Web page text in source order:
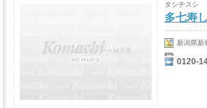
タシチスシ
多七寿し
新潟県
0120-